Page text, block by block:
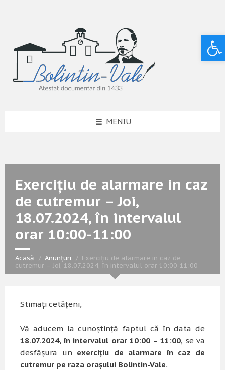
MENIU
Exercițiu de alarmare in caz
de cutremur – Joi,
18.07.2024, în intervalul
orar 10:00-11:00
Acasă Anunțuri
Exercițiu de alarmare in caz de
cutremur – Joi, 18.07.2024, în intervalul orar 10:00-11:00
Stimați cetățeni,
Vă aducem la cunoștință faptul că în data de
18.07.2024, în intervalul orar 10:00 – 11:00, se va
desfășura unexercițiu de alarmare în caz de
cutremur pe raza orașului Bolintin-Vale.
Deschide bara de unelte